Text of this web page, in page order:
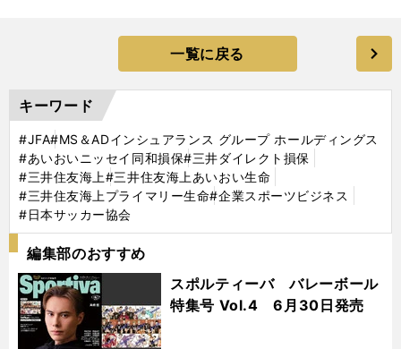
一覧に戻る
キーワード
#JFA#MS＆ADインシュアランス グループ ホールディングス
#あいおいニッセイ同和損保#三井ダイレクト損保
#三井住友海上#三井住友海上あいおい生命
#三井住友海上プライマリー生命#企業スポーツビジネス
#日本サッカー協会
編集部のおすすめ
スポルティーバ バレーボール
特集号 Vol.4 6月30日発売